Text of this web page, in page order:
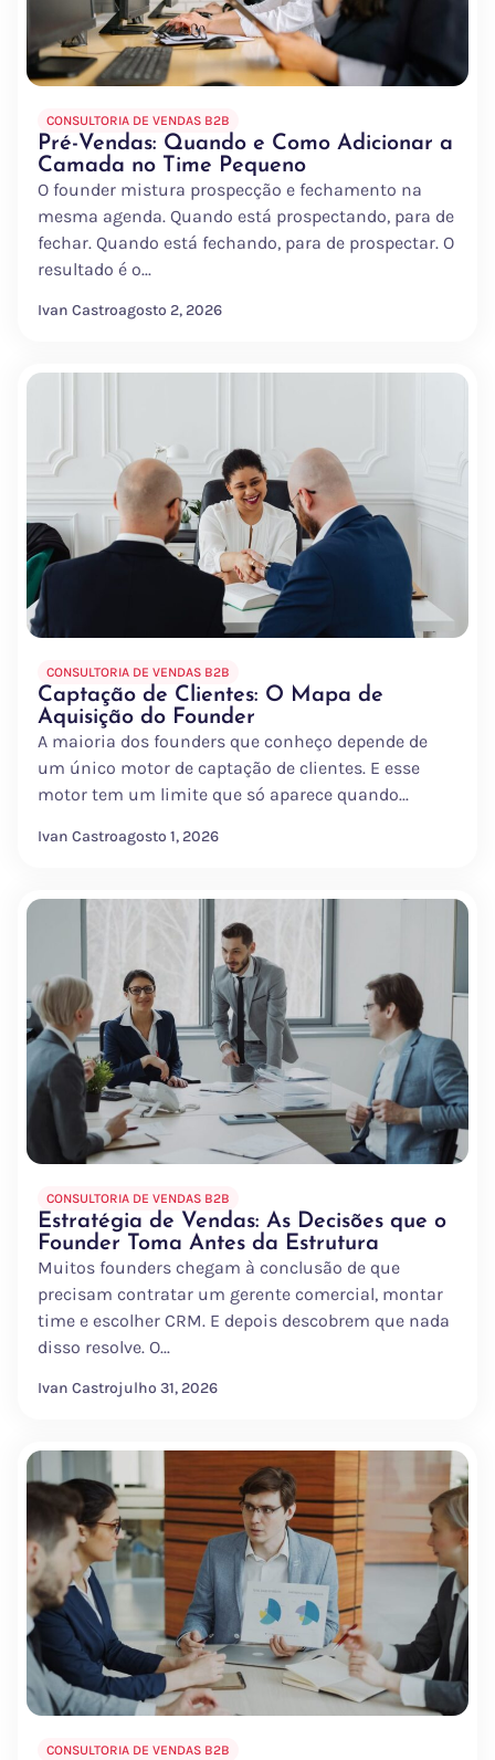
CONSULTORIA DE VENDAS B2B
Pré-Vendas: Quando e Como Adicionar a
Camada no Time Pequeno
O founder mistura prospecção e fechamento na
mesma agenda. Quando está prospectando, para de
fechar. Quando está fechando, para de prospectar. O
resultado é o...
Ivan Castroagosto 2, 2026
CONSULTORIA DE VENDAS B2B
Captação de Clientes: O Mapa de
Aquisição do Founder
A maioria dos founders que conheço depende de
um único motor de captação de clientes. E esse
motor tem um limite que só aparece quando...
Ivan Castroagosto 1, 2026
CONSULTORIA DE VENDAS B2B
Estratégia de Vendas: As Decisões que o
Founder Toma Antes da Estrutura
Muitos founders chegam à conclusão de que
precisam contratar um gerente comercial, montar
time e escolher CRM. E depois descobrem que nada
disso resolve. O...
Ivan Castrojulho 31, 2026
CONSULTORIA DE VENDAS B2B